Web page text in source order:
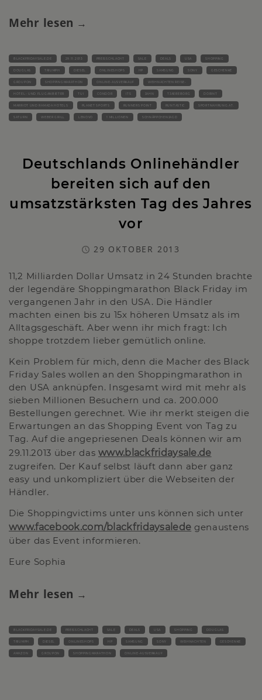
Mehr lesen
BLACKFRIDAYSALE.DE 29.11.2013 PREISSCHLACHT SALE DEALS USA SHOPPING
DOUGLAS TRIUMPH DIESEL ONLINESHOPS HP SAMSUNG SONY GESCHENKE
GROUPON SHOPPINGMARATHON ONLINE-AUSVERKAUF WEIHNACHTEN REISE-
HOTEL- UND FLUGANBIETER TUI CONDOR ITS JAHN TJAEREBORG DORINT
MARRIOT UND RAMADA HOTELS PLANET SPORTS RUNNERS POINT RUNTASTIC SPORTNAHRUNG.AT.
SATURN WEBER GRILL LENOVO 1 MILLIONEN SCHNÄPPCHENJAGD
Deutschlands Onlinehändler
bereiten sich auf den
umsatzstärksten Tag des Jahres
vor
29 OKTOBER 2013
11,2 Milliarden Dollar Umsatz in 24 Stunden brachte
der legendäre Shoppingmarathon Black Friday im
vergangenen Jahr in den USA. Die Händler
machten einen bis zu 15x höheren Umsatz als im
Alltagsgeschäft. Aber wenn ihr mich fragt: Ich
shoppe trotzdem lieber gemütlich online.
Kein Problem für mich, denn die Macher des Black
Friday Sales wollen an den Shoppingmarathon in
den USA anknüpfen. Insgesamt wird mit mehr als
sieben Millionen Besuchern und ca. 200.000
Bestellungen gerechnet. Wie ihr merkt steigen die
Erwartungen an das Shopping Event von Tag zu
Tag. Auf die angepriesenen Deals können wir am
29.11.2013 über das www.blackfridaysale.de
zugreifen. Der Kauf selbst läuft dann aber ganz
easy und unkompliziert über die Webseiten der
Händler.
Die Shoppingvictims unter uns können sich unter
www.facebook.com/blackfridaysalede genaustens
über das Event informieren.
Eure Sophia
Mehr lesen
BLACKFRIDAYSALE.DE PREISSCHLACHT SALE DEALS USA SHOPPING DOUGLAS
TRIUMPH DIESEL ONLINESHOPS HP SAMSUNG SONY WEIHNACHTEN GESCHENKE
AMAZON GROUPON SHOPPINGMARATHON ONLINE-AUSVERKAUF